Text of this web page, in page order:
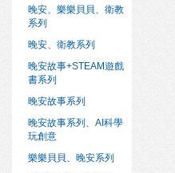
晚安、樂樂貝貝、衛教
系列
晚安、衛教系列
晚安故事+STEAM遊戲
書系列
晚安故事系列
晚安故事系列、AI科學
玩創意
樂樂貝貝、晚安系列